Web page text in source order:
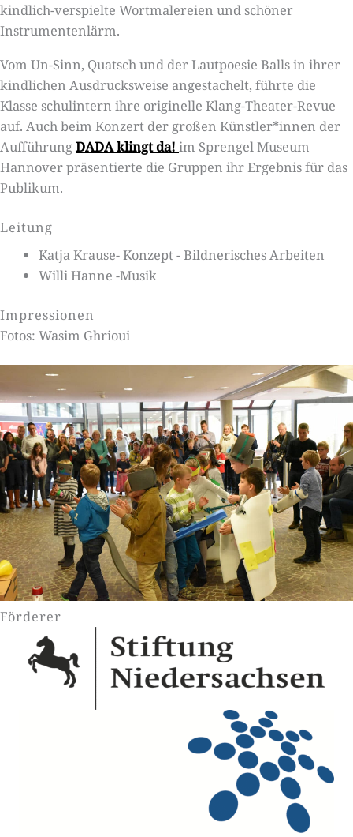
kindlich-verspielte Wortmalereien und schöner
Instrumentenlärm.
Vom Un-Sinn, Quatsch und der Lautpoesie Balls in ihrer
kindlichen Ausdrucksweise angestachelt, führte die
Klasse schulintern ihre originelle Klang-Theater-Revue
auf. Auch beim Konzert der großen Künstler*innen der
AufführungDADA klingt da! im Sprengel Museum
Hannover präsentierte die Gruppen ihr Ergebnis für das
Publikum.
Leitung
Katja Krause- Konzept - Bildnerisches Arbeiten
Willi Hanne -Musik
Impressionen
Fotos: Wasim Ghrioui
Förderer